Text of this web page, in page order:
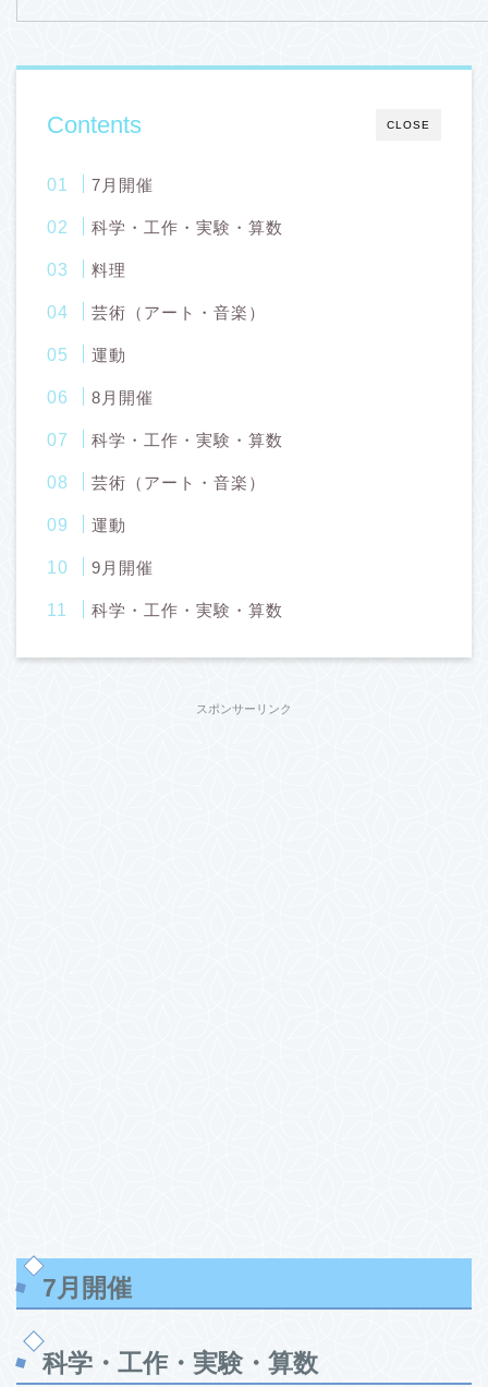
CLOSE
Contents
7月開催
科学・工作・実験・算数
料理
芸術（アート・音楽）
運動
8月開催
科学・工作・実験・算数
芸術（アート・音楽）
運動
9月開催
科学・工作・実験・算数
スポンサーリンク
7月開催
科学・工作・実験・算数